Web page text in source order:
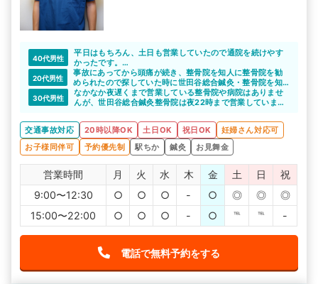
40代男性
平日はもちろん、土日も営業していたので通院を続けやす
かったです。
平日は22時まで営業しているので、仕事終わりでも安心で
した。土日も夕方まで営業していて、自分に合ったペース
で通院ができました。
20代男性
事故にあってから頭痛が続き、整骨院を知人に整骨院を勧
められたので探していた時に世田谷総合鍼灸・整骨院を知
りました。
通院を始める前に無料で相談させてくれて、通院方法や施
土日祝も営業していて、休日を利用して無理のない通院が
続けられると思います。
30代男性
なかなか夜遅くまで営業している整骨院や病院はありませ
んが、世田谷総合鍼灸整骨院は夜22時まで営業していま
仕事帰りにも通いやすいですし、土日祝日も営業している
ので、毎日通えます。
交通事故対応 20時以降OK 土日OK 祝日OK
妊婦さん対応可
お子様同伴可
予約優先制 駅ちか 鍼灸 お見舞金
営業時間 月 火 水 木 金 土 日
祝
9:00〜12:30
○ ○ ○ - ○ ◎ ◎
◎
15:00〜22:00
○ ○ ○ - ○ ℡ ℡ -
電話で無料予約をする